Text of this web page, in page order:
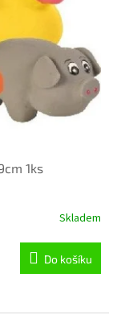
1ks
Skladem
Do košíku